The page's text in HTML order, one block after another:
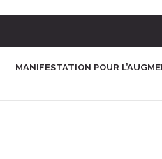
MANIFESTATION POUR